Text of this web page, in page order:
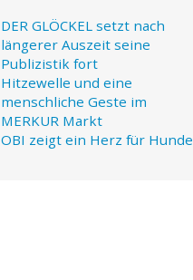
DER GLÖCKEL setzt nach
längerer Auszeit seine
Publizistik fort
Hitzewelle und eine
menschliche Geste im
MERKUR Markt
OBI zeigt ein Herz für Hunde